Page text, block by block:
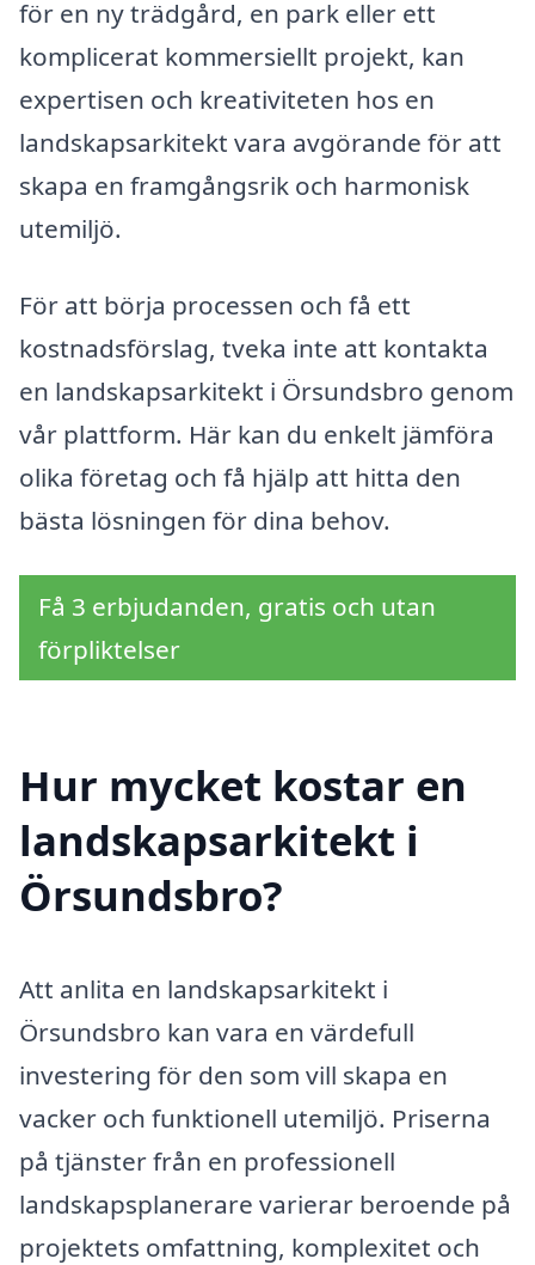
för en ny trädgård, en park eller ett
komplicerat kommersiellt projekt, kan
expertisen och kreativiteten hos en
landskapsarkitekt vara avgörande för att
skapa en framgångsrik och harmonisk
utemiljö.
För att börja processen och få ett
kostnadsförslag, tveka inte att kontakta
en landskapsarkitekt i Örsundsbro genom
vår plattform. Här kan du enkelt jämföra
olika företag och få hjälp att hitta den
bästa lösningen för dina behov.
Få 3 erbjudanden, gratis och utan
förpliktelser
Hur mycket kostar en
landskapsarkitekt i
Örsundsbro?
Att anlita en landskapsarkitekt i
Örsundsbro kan vara en värdefull
investering för den som vill skapa en
vacker och funktionell utemiljö. Priserna
på tjänster från en professionell
landskapsplanerare varierar beroende på
projektets omfattning, komplexitet och